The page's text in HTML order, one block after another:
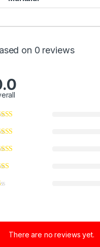
on 0 reviews
There are no reviews yet.